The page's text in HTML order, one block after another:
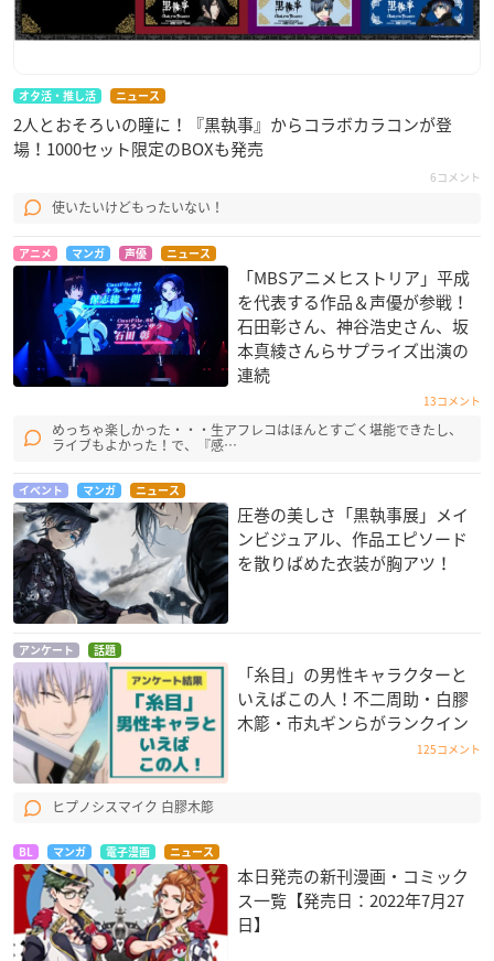
【価格】
イートイン：605円(税込)
テイクアウト：594円(税込)
イートイン：550円(税込)
テイクアウト：540円(税込)
【アイシングクッキー出張販売店舗】
アニメイト札幌・三宮・京都・福岡パルコ・新潟・広島・名古
屋・長野・町田・静岡パルコ
ニメイト
(2) 「黒執事」ディスプレイコンテスト 第一弾：「キャラクタ
ー編」
(3) 「黒執事」×グラッテ 第一弾
(4) 「黒執事」15周年 コミックフェア第二弾
(5) 「黒執事」ディスプレイコンテスト 第二弾：「名言・名場
(6) 「黒執事」×グラッテ 第二弾
(7) 「黒執事」15周年 コミックフェア第三弾
(8) 「黒執事」ディスプレイコンテスト 第三弾：「シエルの衣
装編」
(9) 「黒執事」×グラッテ 第三弾
(11) 「黒執事」×グラッテ 第四弾
第12弾以降のキャンペーンは決まり次第ご案内いたします。
オタ活・推し活 ニュース
2人とおそろいの瞳に！『黒執事』からコラボカラコンが登
場！1000セット限定のBOXも発売
6コメント
使いたいけどもったいない！
アニメ マンガ 声優 ニュース
「MBSアニメヒストリア」平成
を代表する作品＆声優が参戦！
石田彰さん、神谷浩史さん、坂
本真綾さんらサプライズ出演の
連続
13コメント
めっちゃ楽しかった・・・生アフレコはほんとすごく堪能できたし、
ライブもよかった！で、『感…
イベント マンガ ニュース
圧巻の美しさ「黒執事展」メイ
ンビジュアル、作品エピソード
を散りばめた衣装が胸アツ！
アンケート 話題
「糸目」の男性キャラクターと
いえばこの人！不二周助・白膠
木簓・市丸ギンらがランクイン
125コメント
ヒプノシスマイク 白膠木簓
BL マンガ 電子漫画 ニュース
本日発売の新刊漫画・コミック
ス一覧【発売日：2022年7月27
日】